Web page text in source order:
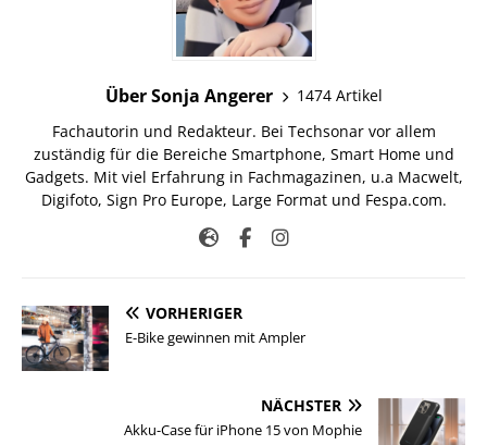
Über Sonja Angerer
1474 Artikel
Fachautorin und Redakteur. Bei Techsonar vor allem
zuständig für die Bereiche Smartphone, Smart Home und
Gadgets. Mit viel Erfahrung in Fachmagazinen, u.a Macwelt,
Digifoto, Sign Pro Europe, Large Format und Fespa.com.
VORHERIGER
E-Bike gewinnen mit Ampler
NÄCHSTER
Akku-Case für iPhone 15 von Mophie